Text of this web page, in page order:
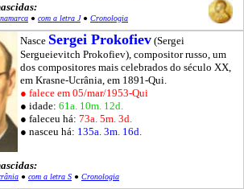
● com a letra J● Cronologia
Nasce Sergei Prokofiev (Sergei
Sergueievitch Prokofiev), compositor russo, um
dos compositores mais celebrados do século XX,
em Krasne-Ucrânia, em 1891-Qui.
● falece em 05/mar/1953-Qui
● idade: 61a. 10m. 12d.
● faleceu há: 73a. 5m. 3d.
● nasceu há: 135a. 3m. 16d.
● com a letra S ● Cronologia